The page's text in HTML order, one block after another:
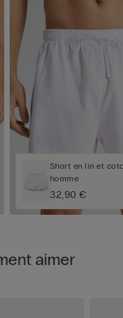
Short en lin et
homme
32,90 €
aimer